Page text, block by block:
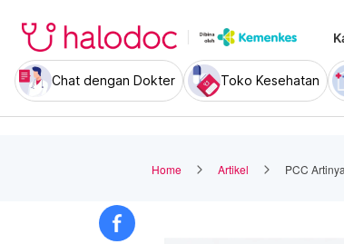
Chat dengan Dokter Toko Kesehatan
Home Artikel PCC